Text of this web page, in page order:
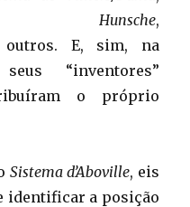
Hunsche,
E, sim, na
“inventores”
o próprio
Sistema d’Aboville, eis
identificar a posição